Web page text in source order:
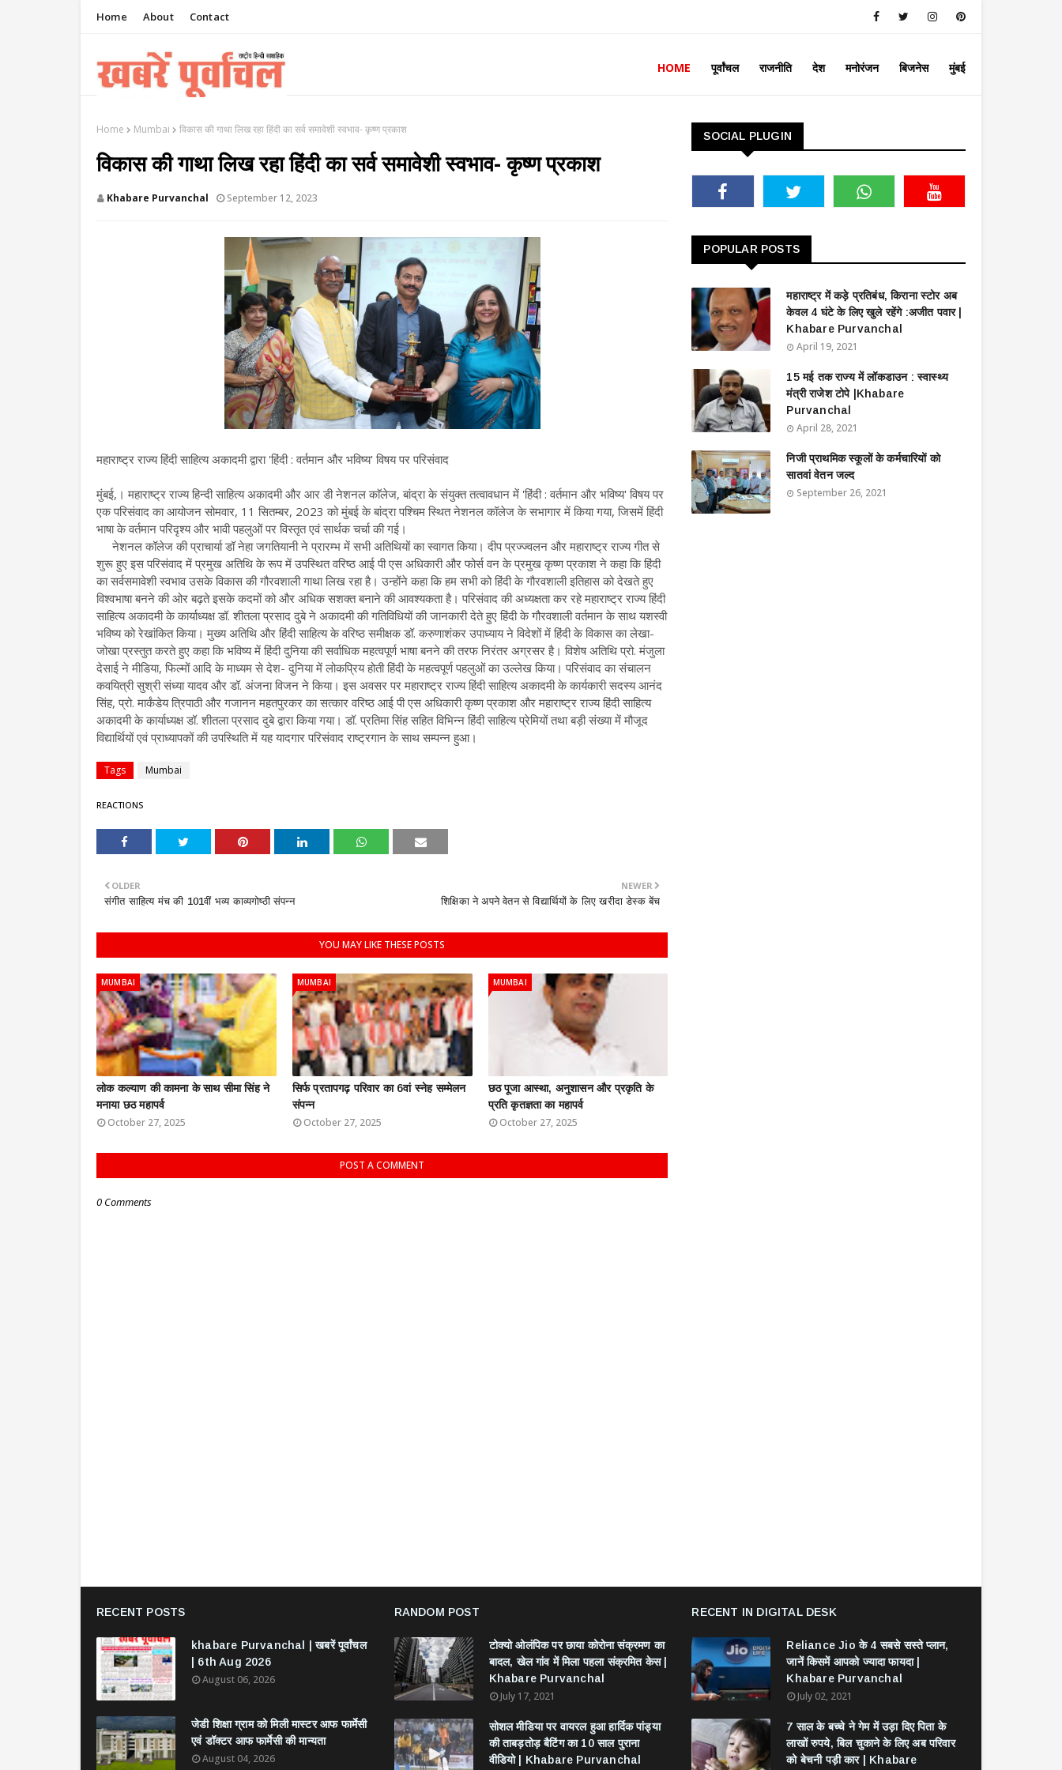
Home About Contact
HOME पूर्वांचल राजनीति देश मनोरंजन बिजनेस मुंबई
Home Mumbai विकास की गाथा लिख रहा हिंदी का सर्व समावेशी स्वभाव- कृष्ण प्रकाश
विकास की गाथा लिख रहा हिंदी का सर्व समावेशी स्वभाव- कृष्ण प्रकाश
Khabare Purvanchal September 12, 2023
महाराष्ट्र राज्य हिंदी साहित्य अकादमी द्वारा 'हिंदी : वर्तमान और भविष्य' विषय पर परिसंवाद
मुंबई,। महाराष्ट्र राज्य हिन्दी साहित्य अकादमी और आर डी नेशनल काॅलेज, बांद्रा के संयुक्त तत्वावधान में 'हिंदी : वर्तमान और भविष्य' विषय पर
एक परिसंवाद का आयोजन सोमवार, 11 सितम्बर, 2023 को मुंबई के बांद्रा पश्चिम स्थित नेशनल कॉलेज के सभागार में किया गया, जिसमें हिंदी
भाषा के वर्तमान परिदृश्य और भावी पहलुओं पर विस्तृत एवं सार्थक चर्चा की गई।
नेशनल कॉलेज की प्राचार्या डॉ नेहा जगतियानी ने प्रारम्भ में सभी अतिथियों का स्वागत किया। दीप प्रज्ज्वलन और महाराष्ट्र राज्य गीत से
शुरू हुए इस परिसंवाद में प्रमुख अतिथि के रूप में उपस्थित वरिष्ठ आई पी एस अधिकारी और फोर्स वन के प्रमुख कृष्ण प्रकाश ने कहा कि हिंदी
का सर्वसमावेशी स्वभाव उसके विकास की गौरवशाली गाथा लिख रहा है। उन्होंने कहा कि हम सभी को हिंदी के गौरवशाली इतिहास को देखते हुए
विश्वभाषा बनने की ओर बढ़ते इसके कदमों को और अधिक सशक्त बनाने की आवश्यकता है। परिसंवाद की अध्यक्षता कर रहे महाराष्ट्र राज्य हिंदी
साहित्य अकादमी के कार्याध्यक्ष डॉ. शीतला प्रसाद दुबे ने अकादमी की गतिविधियों की जानकारी देते हुए हिंदी के गौरवशाली वर्तमान के साथ यशस्वी
भविष्य को रेखांकित किया। मुख्य अतिथि और हिंदी साहित्य के वरिष्ठ समीक्षक डॉ. करुणाशंकर उपाध्याय ने विदेशों में हिंदी के विकास का लेखा-
जोखा प्रस्तुत करते हुए कहा कि भविष्य में हिंदी दुनिया की सर्वाधिक महत्वपूर्ण भाषा बनने की तरफ निरंतर अग्रसर है। विशेष अतिथि प्रो. मंजुला
देसाई ने मीडिया, फिल्मों आदि के माध्यम से देश- दुनिया में लोकप्रिय होती हिंदी के महत्वपूर्ण पहलुओं का उल्लेख किया। परिसंवाद का संचालन
कवयित्री सुश्री संध्या यादव और डॉ. अंजना विजन ने किया। इस अवसर पर महाराष्ट्र राज्य हिंदी साहित्य अकादमी के कार्यकारी सदस्य आनंद
सिंह, प्रो. मार्कंडेय त्रिपाठी और गजानन महतपुरकर का सत्कार वरिष्ठ आई पी एस अधिकारी कृष्ण प्रकाश और महाराष्ट्र राज्य हिंदी साहित्य
अकादमी के कार्याध्यक्ष डॉ. शीतला प्रसाद दुबे द्वारा किया गया। डॉ. प्रतिमा सिंह सहित विभिन्न हिंदी साहित्य प्रेमियों तथा बड़ी संख्या में मौजूद
विद्यार्थियों एवं प्राध्यापकों की उपस्थिति में यह यादगार परिसंवाद राष्ट्रगान के साथ सम्पन्न हुआ।
Tags Mumbai
REACTIONS
NEWER
शिक्षिका ने अपने वेतन से विद्यार्थियों के लिए खरीदा डेस्क बेंच
OLDER
संगीत साहित्य मंच की 101वीं भव्य काव्यगोष्ठी संपन्न
YOU MAY LIKE THESE POSTS
MUMBAI
लोक कल्याण की कामना के साथ सीमा सिंह ने
मनाया छठ महापर्व
October 27, 2025
MUMBAI
सिर्फ प्रतापगढ़ परिवार का 6वां स्नेह सम्मेलन
संपन्न
October 27, 2025
MUMBAI
छठ पूजा आस्था, अनुशासन और प्रकृति के
प्रति कृतज्ञता का महापर्व
October 27, 2025
POST A COMMENT
0 Comments
SOCIAL PLUGIN
POPULAR POSTS
महाराष्ट्र में कड़े प्रतिबंध, किराना स्टोर अब
केवल 4 घंटे के लिए खुले रहेंगे :अजीत पवार |
Khabare Purvanchal
April 19, 2021
15 मई तक राज्य में लॉकडाउन : स्वास्थ्य
मंत्री राजेश टोपे |Khabare
Purvanchal
April 28, 2021
निजी प्राथमिक स्कूलों के कर्मचारियों को
सातवां वेतन जल्द
September 26, 2021
RECENT POSTS
khabare Purvanchal | खबरें पूर्वांचल
| 6th Aug 2026
August 06, 2026
जेडी शिक्षा ग्राम को मिली मास्टर आफ फार्मेसी
एवं डॉक्टर आफ फार्मेसी की मान्यता
August 04, 2026
RANDOM POST
टोक्यो ओलंपिक पर छाया कोरोना संक्रमण का
बादल, खेल गांव में मिला पहला संक्रमित केस |
Khabare Purvanchal
July 17, 2021
सोशल मीडिया पर वायरल हुआ हार्दिक पांड्या
की ताबड़तोड़ बैटिंग का 10 साल पुराना
वीडियो | Khabare Purvanchal
RECENT IN DIGITAL DESK
Reliance Jio के 4 सबसे सस्ते प्लान,
जानें किसमें आपको ज्यादा फायदा |
Khabare Purvanchal
July 02, 2021
7 साल के बच्चे ने गेम में उड़ा दिए पिता के
लाखों रुपये, बिल चुकाने के लिए अब परिवार
को बेचनी पड़ी कार | Khabare